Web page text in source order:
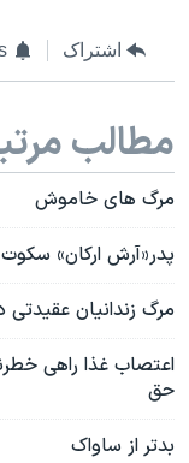
اشتراک
مطالب
مرگ های خاموش
پدر«آرش ارکان»
مرگ زندانیان عقیدتی
اعتصاب غذا راهی
حق
بدتر از ساواک